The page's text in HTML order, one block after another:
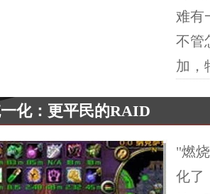
难有
不管
加，
化：更平民的RAID
"燃
化了